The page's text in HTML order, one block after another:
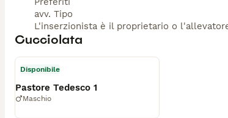
avv. Tipo
L'inserzionista è il proprietario o
Cucciolata
Disponibile
Pastore Tedesco 1
Maschio